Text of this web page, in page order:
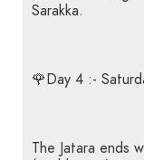
Sarakka.
🌹Day 4 :-
The Jatara ends